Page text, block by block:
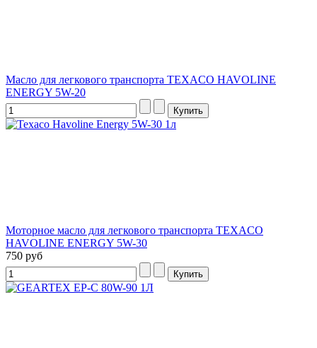
Масло для легкового транспорта TEXACO HAVOLINE
ENERGY 5W-20
Моторное масло для легкового транспорта TEXACO
HAVOLINE ENERGY 5W-30
750 руб